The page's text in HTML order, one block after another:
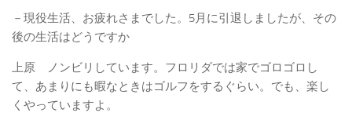
－現役生活、お疲れさまでした。5月に引退しましたが、その
後の生活はどうですか
上原 ノンビリしています。フロリダでは家でゴロゴロし
て、あまりにも暇なときはゴルフをするぐらい。でも、楽し
くやっていますよ。